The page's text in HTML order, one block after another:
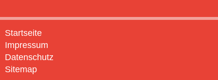
Startseite
Impressum
Datenschutz
Sitemap